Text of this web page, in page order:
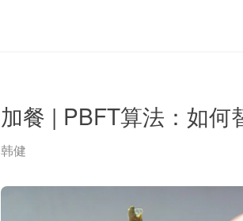
加餐 | PBFT算法：如何
韩健